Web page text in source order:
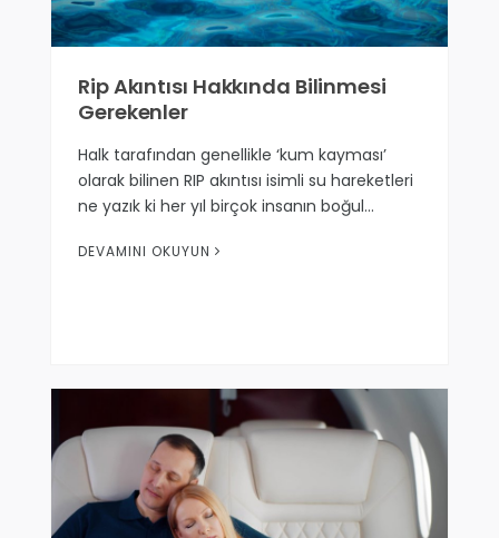
Rip Akıntısı Hakkında Bilinmesi
Gerekenler
Halk tarafından genellikle ‘kum kayması’
olarak bilinen RIP akıntısı isimli su hareketleri
ne yazık ki her yıl birçok insanın boğul…
DEVAMINI OKUYUN